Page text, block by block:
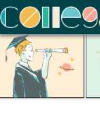
ColleGo! 大學選才